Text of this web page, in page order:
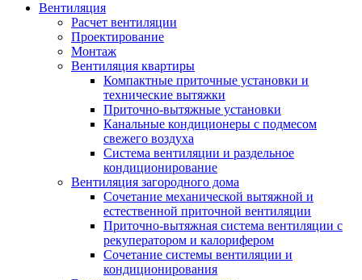
Вентиляция
Расчет вентиляции
Проектирование
Монтаж
Вентиляция квартиры
Компактные приточные установки и
технические вытяжки
Приточно-вытяжные установки
Канальные кондиционеры с подмесом
свежего воздуха
Cистема вентиляции и раздельное
кондиционирование
Вентиляция загородного дома
Сочетание механической вытяжной и
естественной приточной вентиляции
Приточно-вытяжная система вентиляции с
рекуператором и калорифером
Сочетание системы вентиляции и
кондиционирования